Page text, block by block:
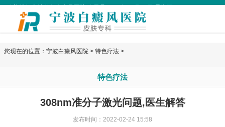
您现在的位置： 宁波白癜风医院 > 特色疗法 >
特色疗法
308nm准分子激光问题,医生解答
发布时间：2022-02-24 15:58